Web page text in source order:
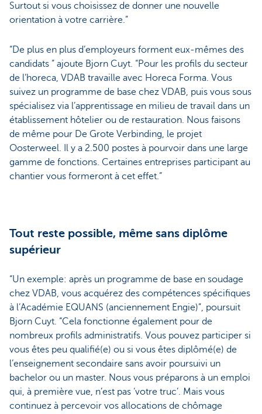
Surtout si vous choisissez de donner une nouvelle
orientation à votre carrière.”
“De plus en plus d’employeurs forment eux-mêmes des
candidats ” ajoute Bjorn Cuyt. “Pour les profils du secteur
de l’horeca, VDAB travaille avec Horeca Forma. Vous
suivez un programme de base chez VDAB, puis vous sous
spécialisez via l’apprentissage en milieu de travail dans un
établissement hôtelier ou de restauration. Nous faisons
de même pour De Grote Verbinding, le projet
Oosterweel. Il y a 2.500 postes à pourvoir dans une large
gamme de fonctions. Certaines entreprises participant au
chantier vous formeront à cet effet.”
Tout reste possible, même sans diplôme
supérieur
“Un exemple: après un programme de base en soudage
chez VDAB, vous acquérez des compétences spécifiques
à l’Académie EQUANS (anciennement Engie)”, poursuit
Bjorn Cuyt. “Cela fonctionne également pour de
nombreux profils administratifs. Vous pouvez participer si
vous êtes peu qualifié(e) ou si vous êtes diplômé(e) de
l’enseignement secondaire sans avoir poursuivi un
bachelor ou un master. Nous vous préparons à un emploi
qui, à première vue, n’est pas ‘votre truc’. Mais vous
continuez à percevoir vos allocations de chômage